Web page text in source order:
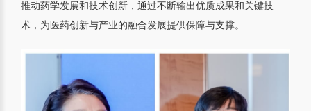
推动药学发展和技术创新，通过不断输出优质成果和关键技
术，为医药创新与产业的融合发展提供保障与支撑。